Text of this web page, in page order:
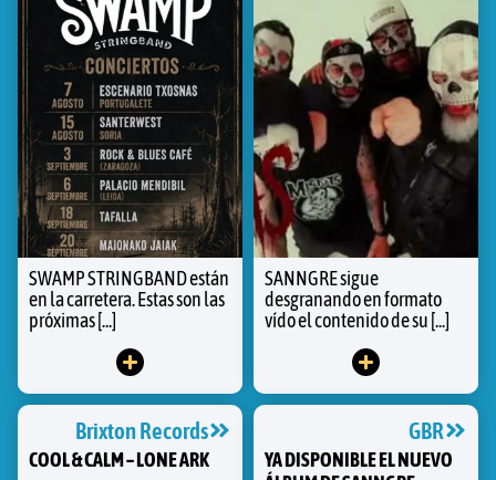
SWAMP STRINGBAND están
en la carretera. Estas son las
próximas [...]
SANNGRE sigue
desgranando en formato
vído el contenido de su [...]
Brixton Records
COOL & CALM – LONE ARK
GBR
YA DISPONIBLE EL NUEVO